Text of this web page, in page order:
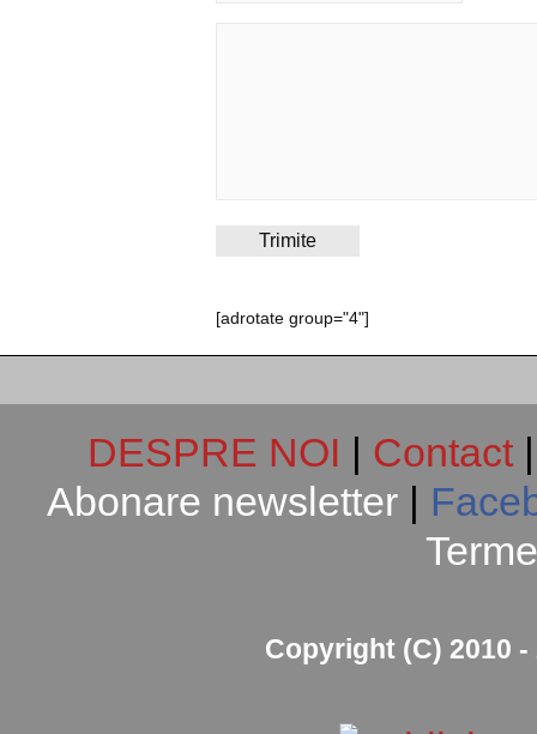
[adrotate group="4"]
DESPRE NOI | Contact
Abonare newsletter |
Copyright (C) 2010